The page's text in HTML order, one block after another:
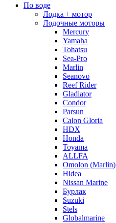
По воде
Лодка + мотор
Лодочные моторы
Mercury
Yamaha
Tohatsu
Sea-Pro
Marlin
Seanovo
Reef Rider
Gladiator
Condor
Parsun
Calon Gloria
HDX
Honda
Toyama
ALLFA
Omolon (Marlin)
Hidea
Nissan Marine
Бурлак
Suzuki
Stels
Globalmarine